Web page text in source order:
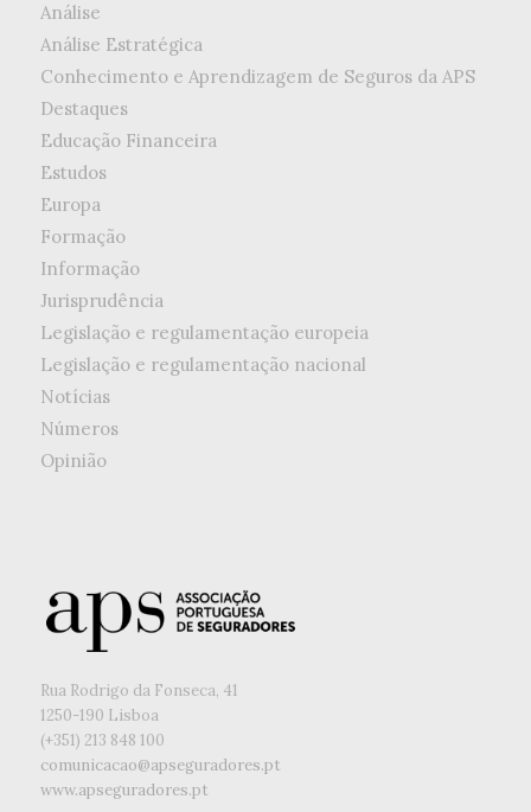
Análise
Análise Estratégica
Conhecimento e Aprendizagem de Seguros da APS
Destaques
Educação Financeira
Estudos
Europa
Formação
Informação
Jurisprudência
Legislação e regulamentação europeia
Legislação e regulamentação nacional
Notícias
Números
Opinião
Rua Rodrigo da Fonseca, 41
1250-190 Lisboa
(+351) ‭213 848 100
comunicacao@apseguradores.pt
www.apseguradores.pt